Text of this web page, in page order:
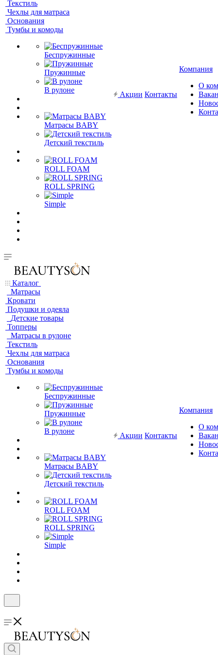
Текстиль
Чехлы для матраса
Основания
Тумбы и комоды
Беспружинные
Пружинные
В рулоне
Матрасы BABY
Детский текстиль
ROLL FOAM
ROLL SPRING
Simple
Акции Контакты
Компания
О
Каталог
Матрасы
Кровати
Подушки и одеяла
Детские товары
Топперы
Матрасы в рулоне
Текстиль
Чехлы для матраса
Основания
Тумбы и комоды
Беспружинные
Пружинные
В рулоне
Матрасы BABY
Детский текстиль
ROLL FOAM
ROLL SPRING
Simple
Акции Контакты
Компания
О